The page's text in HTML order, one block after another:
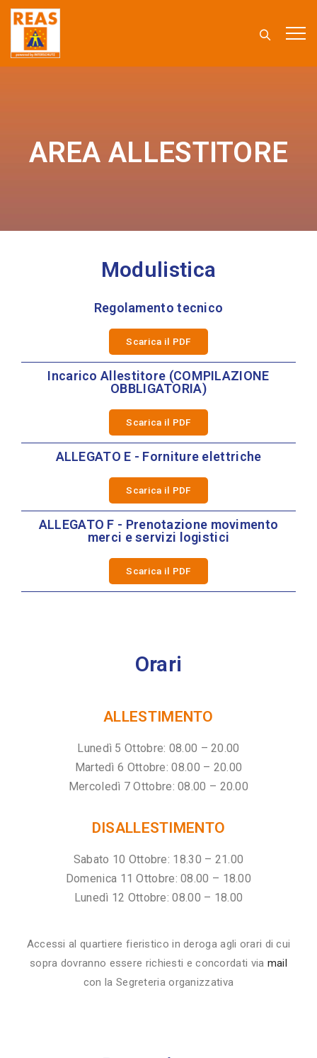
AREA ALLESTITORE
Modulistica
Regolamento tecnico
Scarica il PDF
Incarico Allestitore (COMPILAZIONE
OBBLIGATORIA)
Scarica il PDF
ALLEGATO E - Forniture elettriche
Scarica il PDF
ALLEGATO F - Prenotazione movimento
merci e servizi logistici
Scarica il PDF
Orari
ALLESTIMENTO
Lunedì 5 Ottobre: 08.00 – 20.00
Martedì 6 Ottobre: 08.00 – 20.00
Mercoledì 7 Ottobre: 08.00 – 20.00
DISALLESTIMENTO
Sabato 10 Ottobre: 18.30 – 21.00
Domenica 11 Ottobre: 08.00 – 18.00
Lunedì 12 Ottobre: 08.00 – 18.00
Accessi al quartiere fieristico in deroga agli orari di cui
sopra dovranno essere richiesti e concordati via mail
con la Segreteria organizzativa